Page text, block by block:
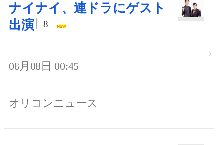
ナイナイ、連ドラにゲスト
出演
8
08月08日 00:45
オリコンニュース